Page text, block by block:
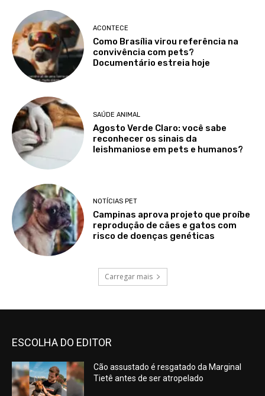
ACONTECE
Como Brasília virou referência na
convivência com pets?
Documentário estreia hoje
SAÚDE ANIMAL
Agosto Verde Claro: você sabe
reconhecer os sinais da
leishmaniose em pets e humanos?
NOTÍCIAS PET
Campinas aprova projeto que proíbe
reprodução de cães e gatos com
risco de doenças genéticas
Carregar mais
ESCOLHA DO EDITOR
Cão assustado é resgatado da Marginal
Tietê antes de ser atropelado